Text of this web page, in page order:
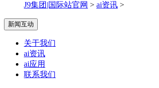
J9集团|国际站官网 > ai资讯 >
新闻互动
关于我们
ai资讯
ai应用
联系我们